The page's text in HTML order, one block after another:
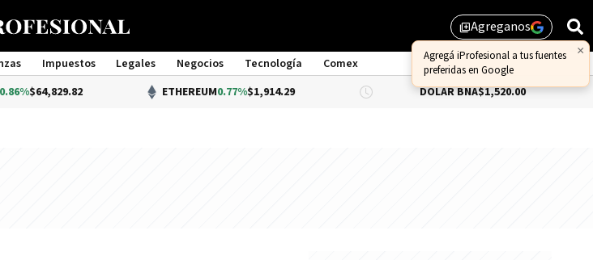
library_addAgreganos
Impuestos Legales Negocios Tecnología
Comex
Management
ETHEREUM0.77%$1,914.29 DÓLAR BNA $1,520.00 DÓLAR